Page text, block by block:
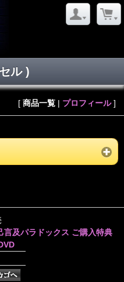
ル )
[ 商品一覧 | プロフィール]
言及パラドックス ご購入特典